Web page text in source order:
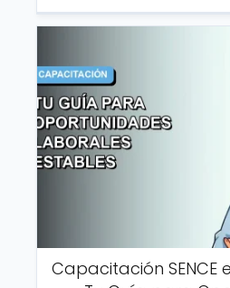
Capacitación SENCE